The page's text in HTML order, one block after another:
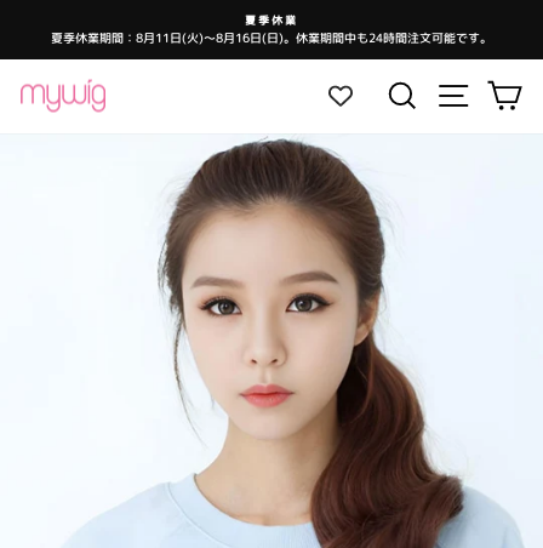
テ
ス
を
一
時
止
し
ま
夏季休業
夏季休業期間：8月11日(火)～8月16日(日)。休業期間中も24時間注文可能です。
検索 サイトカ